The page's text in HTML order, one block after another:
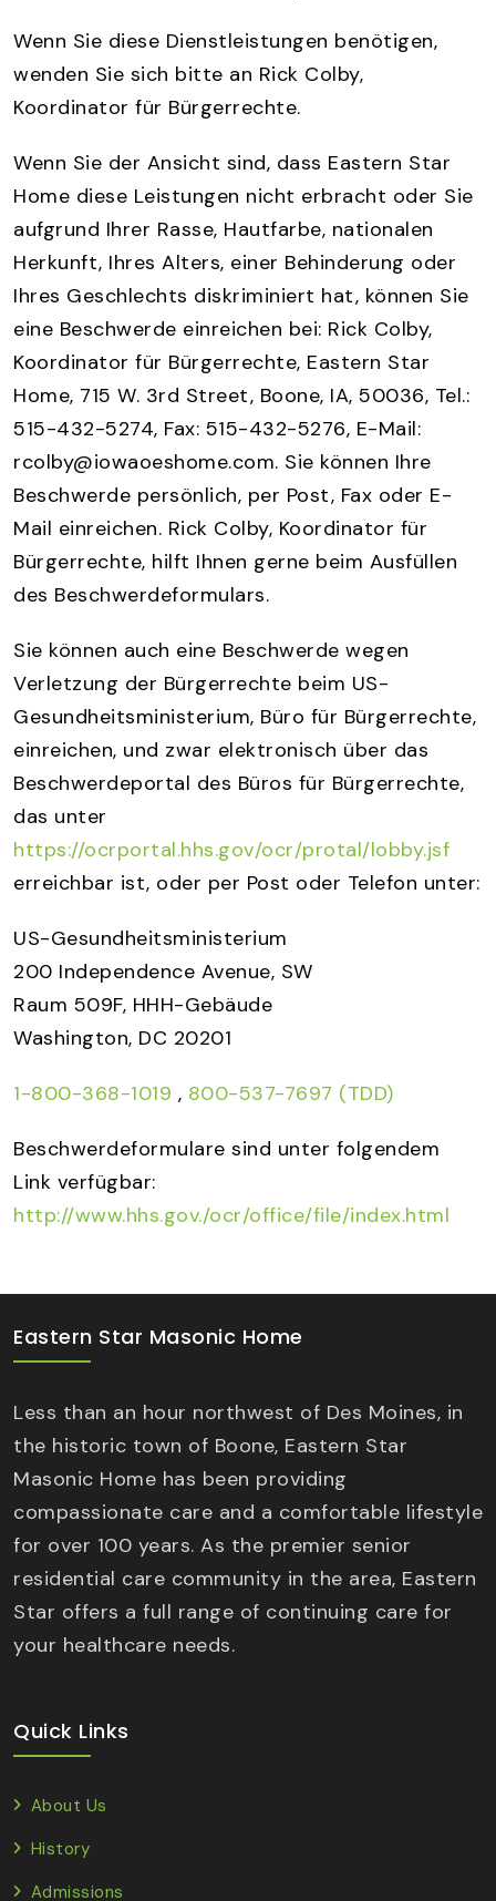
Wenn Sie diese Dienstleistungen benötigen,
wenden Sie sich bitte an Rick Colby,
Koordinator für Bürgerrechte.
Wenn Sie der Ansicht sind, dass Eastern Star
Home diese Leistungen nicht erbracht oder Sie
aufgrund Ihrer Rasse, Hautfarbe, nationalen
Herkunft, Ihres Alters, einer Behinderung oder
Ihres Geschlechts diskriminiert hat, können Sie
eine Beschwerde einreichen bei: Rick Colby,
Koordinator für Bürgerrechte, Eastern Star
Home, 715 W. 3rd Street, Boone, IA, 50036, Tel.:
515-432-5274, Fax: 515-432-5276, E-Mail:
rcolby@iowaoeshome.com. Sie können Ihre
Beschwerde persönlich, per Post, Fax oder E-
Mail einreichen. Rick Colby, Koordinator für
Bürgerrechte, hilft Ihnen gerne beim Ausfüllen
des Beschwerdeformulars.
Sie können auch eine Beschwerde wegen
Verletzung der Bürgerrechte beim US-
Gesundheitsministerium, Büro für Bürgerrechte,
einreichen, und zwar elektronisch über das
Beschwerdeportal des Büros für Bürgerrechte,
das unter
https://ocrportal.hhs.gov/ocr/protal/lobby.jsf
erreichbar ist, oder per Post oder Telefon unter:
US-Gesundheitsministerium
200 Independence Avenue, SW
Raum 509F, HHH-Gebäude
Washington, DC 20201
1-800-368-1019 , 800-537-7697 (TDD)
Beschwerdeformulare sind unter folgendem
Link verfügbar:
http://www.hhs.gov./ocr/office/file/index.html
Eastern Star Masonic Home
Less than an hour northwest of Des Moines, in
the historic town of Boone, Eastern Star
Masonic Home has been providing
compassionate care and a comfortable lifestyle
for over 100 years. As the premier senior
residential care community in the area, Eastern
Star offers a full range of continuing care for
your healthcare needs.
Quick Links
About Us
History
Admissions